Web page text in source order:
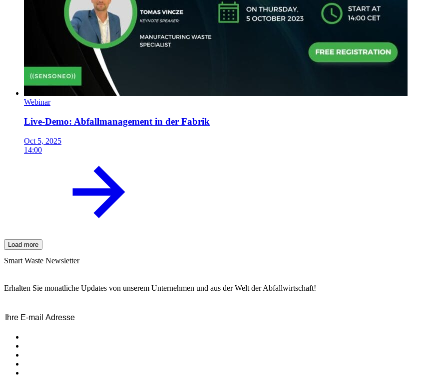
Webinar
Live-Demo: Abfallmanagement in der Fabrik
Oct 5, 2025
14:00
Load more
Smart Waste Newsletter
Erhalten Sie monatliche Updates von unserem Unternehmen und aus der Welt der Abfallwirtschaft!
Email(erforderlich)